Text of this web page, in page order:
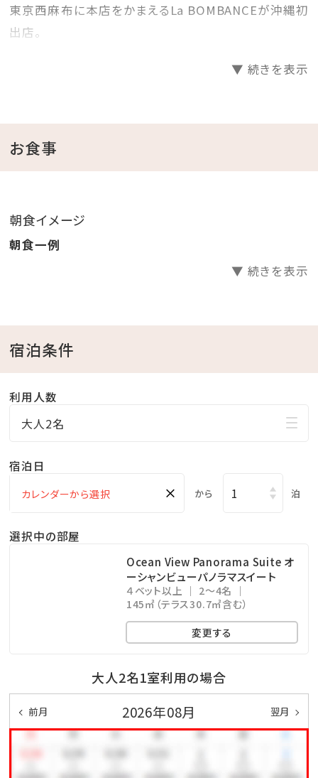
東京西麻布に本店をかまえるLa BOMBANCEが沖縄初
出店。
2.和食と洋食をご準備（チェックイン時に和食か洋食か
お選びいただけます）
【夕食】
こちらのプランには夕食は含まれておりません。
夕食を追加希望の場合は、コース料理のみのご提供と
夕食会場：2F La BOMBANCE古宇利島
※ディナーコース種類
・de la lune 月コース（25,410円/名、創作和食、ダイニ
ング）
作和食、席数限定カウンター）
・du ciel etoile 星空コース（32,670円/名、寿司の握り
※ルームサービスのご案内も可能です。ルームサービス
用メニュー別途あり（最終受付23:00）
※レストランが満席の場合はご利用いただけないため、
夕食をご希望のお客様は事前にご連絡くださいませ。
コーヒー・紅茶のほか、生ビール、スパークリングワイ
ン、泡盛、ウィスキーなどのアルコール類と、
ナッツ・スナックなどの軽いおつまみをご用意しておりま
す。
▼ 続きを表示
お食事
朝食イメージ
朝食一例
▼ 続きを表示
宿泊条件
利用人数
大人2名
宿泊日
× から 泊
選択中の部屋
Ocean View Panorama Suite オ
ーシャンビューパノラマスイート
４ベット以上
2～4名
145㎡（テラス30.7㎡含む）
変更する
大人2名1室利用の場合
前月 2026年08月 翌月